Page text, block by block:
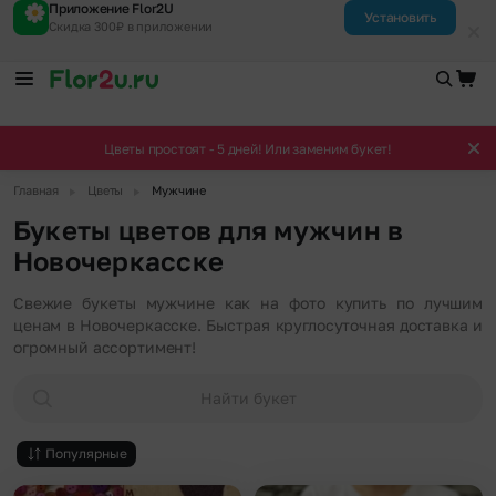
Приложение Flor2U
Скидка 300₽ в приложении
Установить
Цветы простоят - 5 дней! Или заменим букет!
Главная Цветы Мужчине
Букеты цветов для мужчин в
Новочеркасске
Свежие букеты мужчине как на фото купить по лучшим
ценам в Новочеркасске. Быстрая круглосуточная доставка и
огромный ассортимент!
Найти букет
Популярные